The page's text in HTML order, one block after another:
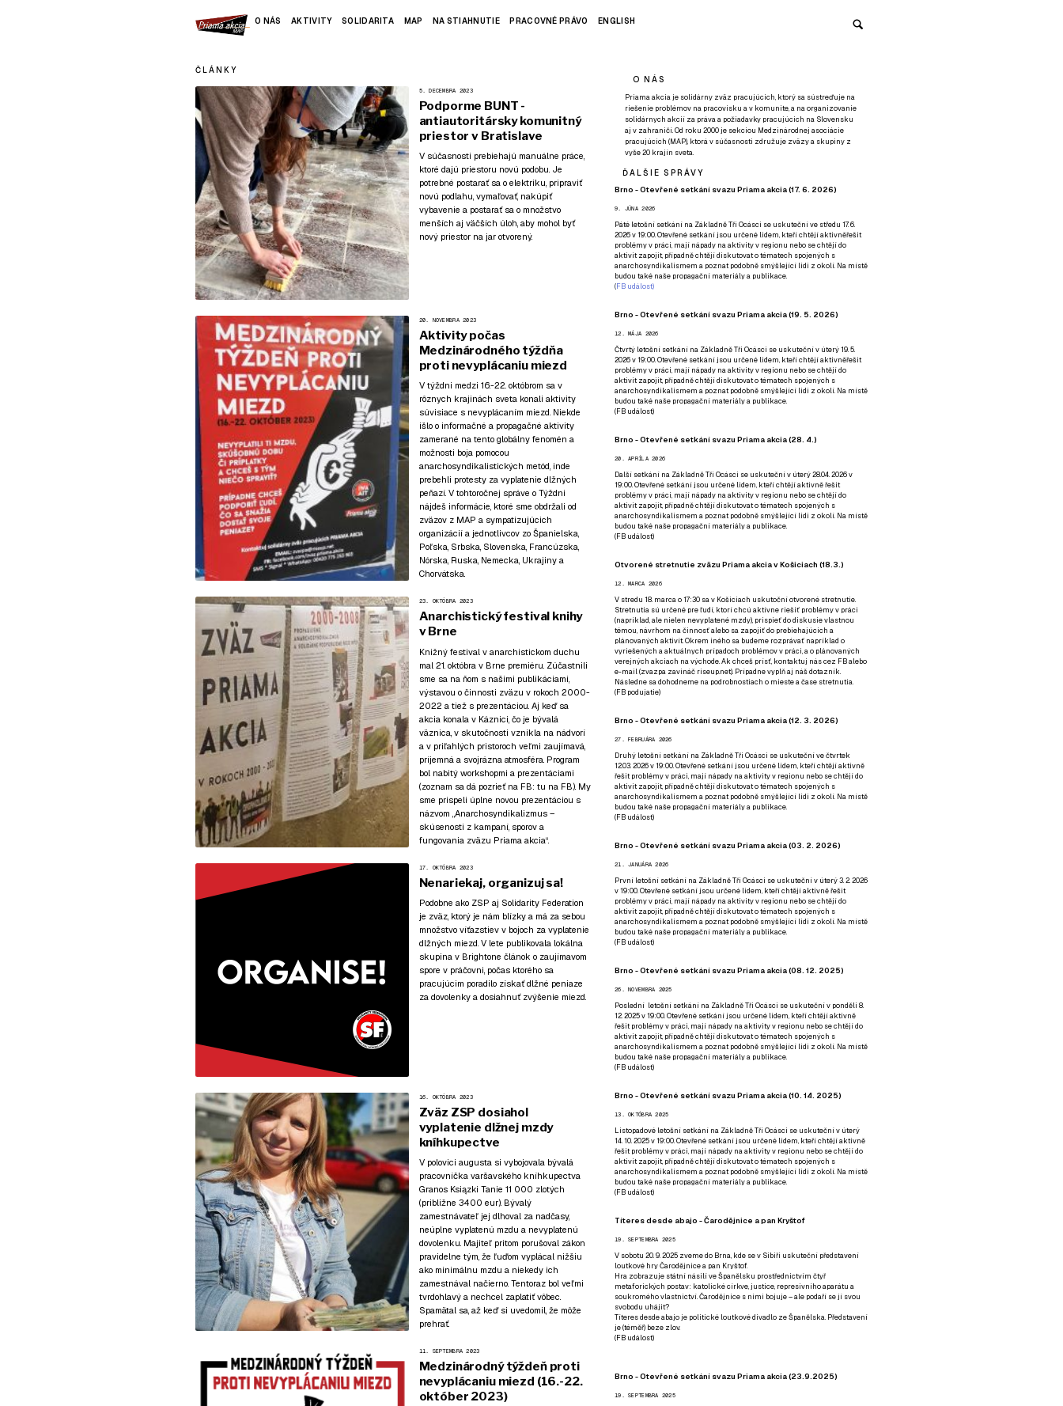
O NÁS AKTIVITY SOLIDARITA MAP NA STIAHNUTIE PRACOVNÉ PRÁVO ENGLISH
ČLÁNKY
5. DECEMBRA 2023
Podporme BUNT -
antiautoritársky komunitný
priestor v Bratislave
V súčasnosti prebiehajú manuálne práce,
ktoré dajú priestoru novú podobu. Je
potrebné postarať sa o elektriku, pripraviť
novú podlahu, vymaľovať, nakúpiť
vybavenie a postarať sa o množstvo
menších aj väčších úloh, aby mohol byť
nový priestor na jar otvorený.
20. NOVEMBRA 2023
Aktivity počas
Medzinárodného týždňa
proti nevyplácaniu miezd
V týždni medzi 16.-22. októbrom sa v
rôznych krajinách sveta konali aktivity
súvisiace s nevyplácaním miezd. Niekde
išlo o informačné a propagačné aktivity
zamerané na tento globálny fenomén a
možnosti boja pomocou
anarchosyndikalistických metód, inde
prebehli protesty za vyplatenie dlžných
peňazí. V tohtoročnej správe o Týždni
nájdeš informácie, ktoré sme obdržali od
zväzov z MAP a sympatizujúcich
organizácií a jednotlivcov zo Španielska,
Poľska, Srbska, Slovenska, Francúzska,
Nórska, Ruska, Nemecka, Ukrajiny a
Chorvátska.
23. OKTÓBRA 2023
Anarchistický festival knihy
v Brne
Knižný festival v anarchistickom duchu
mal 21. októbra v Brne premiéru. Zúčastnili
sme sa na ňom s našimi publikáciami,
výstavou o činnosti zväzu v rokoch 2000-
2022 a tiež s prezentáciou. Aj keď sa
akcia konala v Káznici, čo je bývalá
väznica, v skutočnosti vznikla na nádvorí
a v priľahlých pristoroch veľmi zaujímavá,
príjemná a svojrázna atmosféra. Program
bol nabitý workshopmi a prezentáciami
(zoznam sa dá pozrieť na FB: tu na FB). My
sme prispeli úplne novou prezentáciou s
názvom „Anarchosyndikalizmus –
skúsenosti z kampaní, sporov a
fungovania zväzu Priama akcia“.
17. OKTÓBRA 2023
Nenariekaj, organizuj sa!
Podobne ako ZSP aj Solidarity Federation
je zväz, ktorý je nám blízky a má za sebou
množstvo víťazstiev v bojoch za vyplatenie
dlžných miezd. V lete publikovala lokálna
skupina v Brightone článok o zaujímavom
spore v práčovni, počas ktorého sa
pracujúcim poradilo získať dlžné peniaze
za dovolenky a dosiahnuť zvýšenie miezd.
16. OKTÓBRA 2023
Zväz ZSP dosiahol
vyplatenie dlžnej mzdy
kníhkupectve
V polovici augusta si vybojovala bývalá
pracovníčka varšavského kníhkupectva
Granos Ksiązki Tanie 11 000 zlotých
(približne 3400 eur). Bývalý
zamestnávateľ jej dlhoval za nadčasy,
neúplne vyplatenú mzdu a nevyplatenú
dovolenku. Majiteľ pritom porušoval zákon
pravidelne tým, že ľuďom vyplácal nižšiu
ako minimálnu mzdu a niekedy ich
zamestnával načierno. Tentoraz bol veľmi
tvrdohlavý a nechcel zaplatiť vôbec.
Spamätal sa, až keď si uvedomil, že môže
prehrať.
11. SEPTEMBRA 2023
Medzinárodný týždeň proti
nevyplácaniu miezd (16.-22.
október 2023)
O NÁS
Priama akcia je solidárny zväz pracujúcich, ktorý sa sústreďuje na
riešenie problémov na pracovisku a v komunite, a na organizovanie
solidárnych akcií za práva a požiadavky pracujúcich na Slovensku
aj v zahraničí. Od roku 2000 je sekciou Medzinárodnej asociácie
pracujúcich (MAP), ktorá v súčasnosti združuje zväzy a skupiny z
vyše 20 krajín sveta.
ĎALŠIE SPRÁVY
Brno - Otevřené setkání svazu Priama akcia (17. 6. 2026)
9. JÚNA 2026
Páté letošní setkání na Základně Tři Ocásci se uskuteční ve středu 17. 6.
2026 v 19:00. Otevřené setkání jsou určené lidem, kteří chtějí aktivněřešit
problémy v práci, mají nápady na aktivity v regionu nebo se chtějí do
aktivit zapojit, případně chtějí diskutovat o tématech spojených s
anarchosyndikalismem a poznat podobně smýšlející lidi z okolí. Na místě
budou také naše propagační materiály a publikace.
(FB událost)
Brno - Otevřené setkání svazu Priama akcia (19. 5. 2026)
12. MÁJA 2026
Čtvrtý letošní setkání na Základně Tři Ocásci se uskuteční v úterý 19. 5.
2026 v 19:00. Otevřené setkání jsou určené lidem, kteří chtějí aktivněřešit
problémy v práci, mají nápady na aktivity v regionu nebo se chtějí do
aktivit zapojit, případně chtějí diskutovat o tématech spojených s
anarchosyndikalismem a poznat podobně smýšlející lidi z okolí. Na místě
budou také naše propagační materiály a publikace.
(FB událost)
Brno - Otevřené setkání svazu Priama akcia (28. 4.)
20. APRÍLA 2026
Další setkání na Základně Tři Ocásci se uskuteční v úterý 28.04. 2026 v
19:00. Otevřené setkání jsou určené lidem, kteří chtějí aktivně řešit
problémy v práci, mají nápady na aktivity v regionu nebo se chtějí do
aktivit zapojit, případně chtějí diskutovat o tématech spojených s
anarchosyndikalismem a poznat podobně smýšlející lidi z okolí. Na místě
budou také naše propagační materiály a publikace.
(FB událost)
Otvorené stretnutie zväzu Priama akcia v Košiciach (18.3.)
12. MARCA 2026
V stredu 18. marca o 17:30 sa v Košiciach uskutoční otvorené stretnutie.
Stretnutia sú určené pre ľudí, ktorí chcú aktívne riešiť problémy v práci
(napríklad, ale nielen nevyplatené mzdy), prispieť do diskusie vlastnou
témou, návrhom na činnosť alebo sa zapojiť do prebiehajúcich a
plánovaných aktivít. Okrem iného sa budeme rozprávať napríklad o
vyriešených a aktuálnych prípadoch problémov v práci, a o plánovaných
verejných akciach na východe. Ak chceš prísť, kontaktuj nás cez FBalebo
e-mail (zvazpa zavináč riseup.net). Prípadnevyplň aj náš dotazník.
Následne sa dohodneme na podrobnostiach o mieste a čase stretnutia.
(FB podujatie)
Brno - Otevřené setkání svazu Priama akcia (12. 3. 2026)
27. FEBRUÁRA 2026
Druhý letošní setkání na Základně Tři Ocásci se uskuteční ve čtvrtek
12.03. 2026 v 19:00. Otevřené setkání jsou určené lidem, kteří chtějí aktivně
řešit problémy v práci, mají nápady na aktivity v regionu nebo se chtějí do
aktivit zapojit, případně chtějí diskutovat o tématech spojených s
anarchosyndikalismem a poznat podobně smýšlející lidi z okolí. Na místě
budou také naše propagační materiály a publikace.
(FB událost)
Brno - Otevřené setkání svazu Priama akcia (03. 2. 2026)
21. JANUÁRA 2026
První letošní setkání na Základně Tři Ocásci se uskuteční v úterý 3. 2. 2026
v 19:00. Otevřené setkání jsou určené lidem, kteří chtějí aktivně řešit
problémy v práci, mají nápady na aktivity v regionu nebo se chtějí do
aktivit zapojit, případně chtějí diskutovat o tématech spojených s
anarchosyndikalismem a poznat podobně smýšlející lidi z okolí. Na místě
budou také naše propagační materiály a publikace.
(FB událost)
Brno - Otevřené setkání svazu Priama akcia (08. 12. 2025)
26. NOVEMBRA 2025
Poslední letošní setkání na Základně Tři Ocásci se uskuteční v ponděli 8.
12. 2025 v 19:00. Otevřené setkání jsou určené lidem, kteří chtějí aktivně
řešit problémy v práci, mají nápady na aktivity v regionu nebo se chtějí do
aktivit zapojit, případně chtějí diskutovat o tématech spojených s
anarchosyndikalismem a poznat podobně smýšlející lidi z okolí. Na místě
budou také naše propagační materiály a publikace.
(FB událost)
Brno - Otevřené setkání svazu Priama akcia (10. 14. 2025)
13. OKTÓBRA 2025
Listopadové letošní setkání na Základně Tři Ocásci se uskuteční v úterý
14. 10. 2025 v 19:00. Otevřené setkání jsou určené lidem, kteří chtějí aktivně
řešit problémy v práci, mají nápady na aktivity v regionu nebo se chtějí do
aktivit zapojit, případně chtějí diskutovat o tématech spojených s
anarchosyndikalismem a poznat podobně smýšlející lidi z okolí. Na místě
budou také naše propagační materiály a publikace.
(FB událost)
Títeres desde abajo - Čarodějnice a pan Kryštof
19. SEPTEMBRA 2025
V sobotu 20. 9. 2025 zveme do Brna, kde se v Sibiři uskuteční představení
loutkové hry Čarodějnice a pan Kryštof.
Hra zobrazuje státní násilí ve Španělsku prostřednictvím čtyř
metaforických postav: katolické církve, justice, represivního aparátu a
soukromého vlastnictví. Čarodějnice s nimi bojuje – ale podaří se jí svou
svobodu uhájit?
Títeres desde abajo je politické loutkové divadlo ze Španělska. Představení
je (téměř) beze zlov.
(FB událost)
Brno - Otevřené setkání svazu Priama akcia (23.9.2025)
19. SEPTEMBRA 2025